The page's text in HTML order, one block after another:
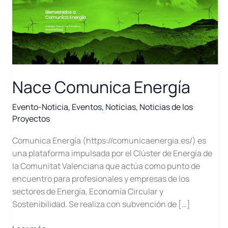
Nace Comunica Energía
Evento-Noticia, Eventos, Noticias, Noticias de los
Proyectos
Comunica Energía (https://comunicaenergia.es/) es
una plataforma impulsada por el Clúster de Energía de
la Comunitat Valenciana que actúa como punto de
encuentro para profesionales y empresas de los
sectores de Energía, Economía Circular y
Sostenibilidad. Se realiza con subvención de […]